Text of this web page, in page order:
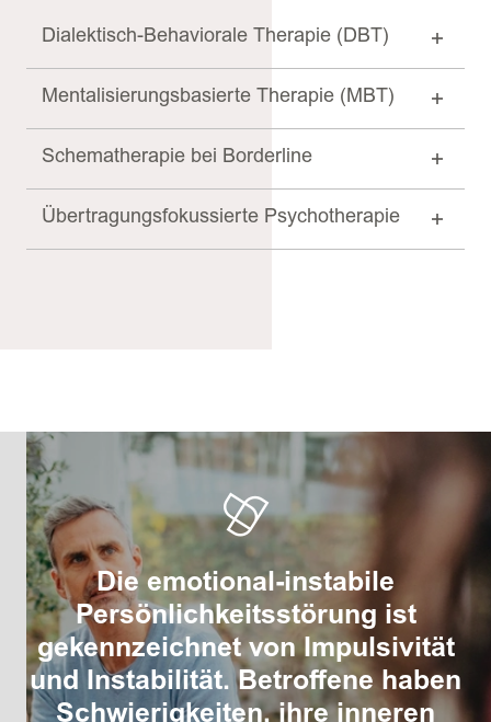
Dialektisch-Behaviorale Therapie (DBT)
Mentalisierungsbasierte Therapie (MBT)
Schematherapie bei Borderline
Übertragungsfokussierte Psychotherapie
Die emotional-instabile
Persönlichkeitsstörung ist
gekennzeichnet von Impulsivität
und Instabilität. Betroffene haben
Schwierigkeiten, ihre inneren